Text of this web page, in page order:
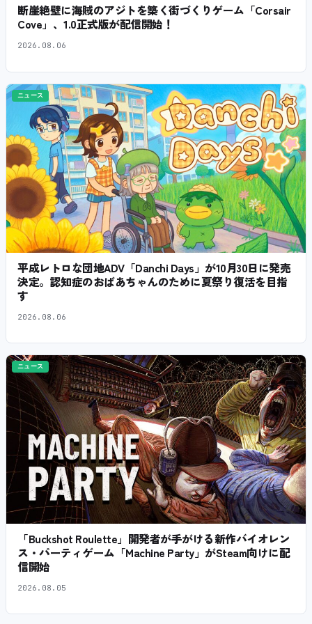
断崖絶壁に海賊のアジトを築く街づくりゲーム「Corsair
Cove」、1.0正式版が配信開始！
2026.08.06
ニュース
平成レトロな団地ADV「Danchi Days」が10月30日に発売
決定。認知症のおばあちゃんのために夏祭り復活を目指
す
2026.08.06
ニュース
「Buckshot Roulette」開発者が手がける新作バイオレン
ス・パーティゲーム「Machine Party」がSteam向けに配
信開始
2026.08.05